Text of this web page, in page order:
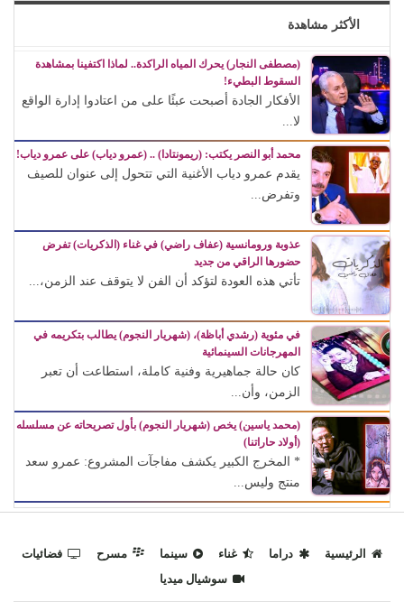
الأكثر مشاهدة
(مصطفى النجار) يحرك المياه الراكدة.. لماذا اكتفينا بمشاهدة
السقوط البطيء!
الأفكار الجادة أصبحت عبئًا على من اعتادوا إدارة الواقع
لا...
محمد أبو النصر يكتب: (ريمونتادا) .. (عمرو دياب) على عمرو دياب!
يقدم عمرو دياب الأغنية التي تتحول إلى عنوان للصيف
وتفرض...
عذوبة ورومانسية (عفاف راضي) في غناء (الذكريات) تفرض
حضورها الراقي من جديد
تأتي هذه العودة لتؤكد أن الفن لا يتوقف عند الزمن،...
في مئوية (رشدي أباظة)، (شهريار النجوم) يطالب بتكريمه في
المهرجانات السينمائية
كان حالة جماهيرية وفنية كاملة، استطاعت أن تعبر
الزمن، وأن...
(محمد ياسين) يخص (شهريار النجوم) بأول تصريحاته عن مسلسله
(أولاد حاراتنا)
* المخرج الكبير يكشف مفاجآت المشروع: عمرو سعد
منتج وليس...
الرئيسية دراما غناء سينما مسرح
فضائيات
سوشيال ميديا